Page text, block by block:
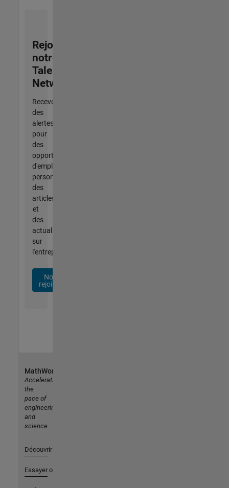
Rejoignez
notre
Talent
Network
Recevez
des
alertes
pour
des
opportunités
d'emploi
personnalisées,
des
articles
et
des
actualités
sur
l'entreprise.
Nous
rejoindre
MathWorks
Accelerating
the
pace of
engineering
and
science
Découvrir les produits
Essayer ou acheter